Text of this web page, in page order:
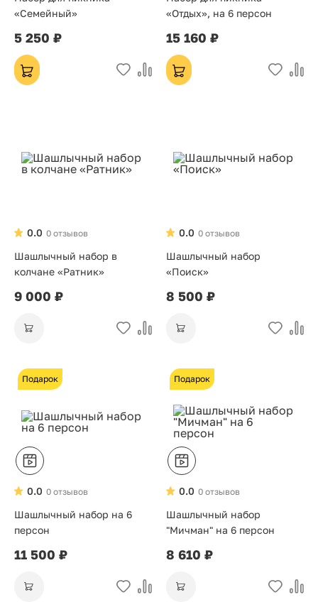
«Семейный»
5 250 ₽
«Отдых», на 6 персон
15 160 ₽
0 отзывов
0.0
Шашлычный набор в
колчане «Ратник»
9 000 ₽
0 отзывов
0.0
Шашлычный набор
«Поиск»
8 500 ₽
Подарок
0 отзывов
0.0
Шашлычный набор на 6
персон
11 500 ₽
Подарок
0 отзывов
0.0
Шашлычный набор
"Мичман" на 6 персон
8 610 ₽